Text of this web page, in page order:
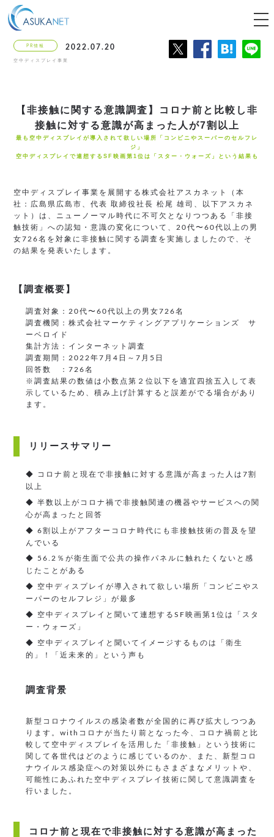
PR情報 2022.07.20
空中ディスプレイ事業
【非接触に関する意識調査】
コロナ前と比較し非
接触に対する意識が高まった人が7割以上
最も空中ディスプレイが導入されて欲しい場所「コンビニやスーパーのセルフレ
ジ」
空中ディスプレイで連想するSF映画第1位は「スター・ウォーズ」という結果も
空中ディスプレイ事業を展開する株式会社アスカネット（本
社：広島県広島市、代表 取締役社長 松尾 雄司、以下アスカネ
ット）は、ニューノーマル時代に不可欠となりつつある「非接
触技術」への認知・意識の変化について、20代〜60代以上の男
女726名を対象に非接触に関する調査を実施しましたので、そ
の結果を発表いたします。
【調査概要】
調査対象：20代〜60代以上の男女726名
調査機関：株式会社マーケティングアプリケーションズ サ
ーベロイド
集計方法：インターネット調査
調査期間：2022年7月4日～7月5日
回答数 ：726名
※調査結果の数値は小数点第２位以下を適宜四捨五入して表
示しているため、積み上げ計算すると誤差がでる場合があり
ます。
リリースサマリー
◆ コロナ前と現在で非接触に対する意識が高まった人は7割
以上
◆ 半数以上がコロナ禍で非接触関連の機器やサービスへの関
心が高まったと回答
◆ 6割以上がアフターコロナ時代にも非接触技術の普及を望
んでいる
◆ 56.2％が衛生面で公共の操作パネルに触れたくないと感
じたことがある
◆ 空中ディスプレイが導入されて欲しい場所「コンビニやス
ーパーのセルフレジ」が最多
◆ 空中ディスプレイと聞いて連想するSF映画第1位は「スタ
ー・ウォーズ」
◆ 空中ディスプレイと聞いてイメージするものは「衛生
的」！「近未来的」という声も
調査背景
新型コロナウイルスの感染者数が全国的に再び拡大しつつあ
ります。withコロナが当たり前となった今、コロナ禍前と比
較して空中ディスプレイを活用した「非接触」という技術に
関して各世代はどのように感じているのか、また、新型コロ
ナウイルス感染症への対策以外にもさまざまなメリットや、
可能性にあふれた空中ディスプレイ技術に関して意識調査を
行いました。
コロナ前と現在で非接触に対する意識が高まった